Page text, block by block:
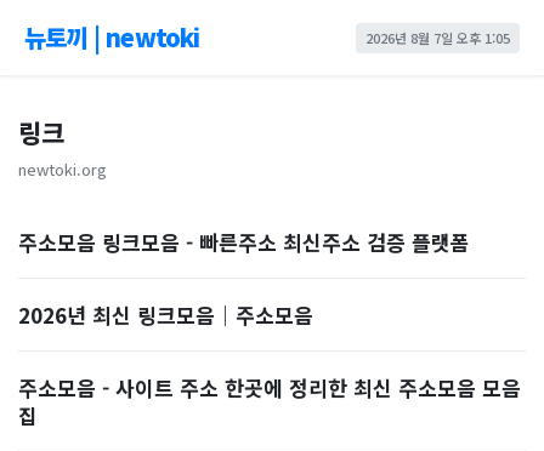
뉴토끼 | newtoki 2026년 8월 7일 오후 1:05
링크
newtoki.org
주소모음 링크모음 - 빠른주소 최신주소 검증 플랫폼
2026년 최신 링크모음｜주소모음
주소모음 - 사이트 주소 한곳에 정리한 최신 주소모음 모음
집